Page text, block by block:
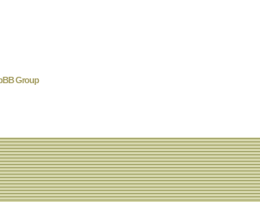
Group